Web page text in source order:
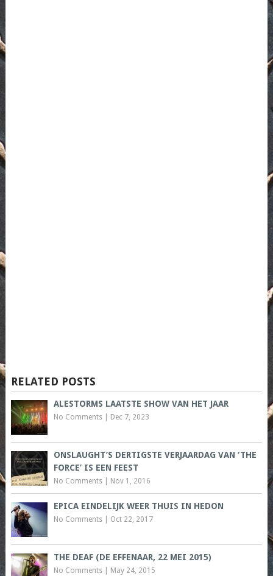
RELATED POSTS
ALESTORMS LAATSTE SHOW VAN HET JAAR
No Comments| Dec 7, 2023
ONSLAUGHT’S DERTIGSTE VERJAARDAG VAN ‘THE
FORCE’ IS EEN FEEST
No Comments| Nov 1, 2016
EPICA EINDELIJK WEER THUIS IN HEDON
No Comments| Oct 22, 2017
THE DEAF (DE EFFENAAR, 22 MEI 2015)
No Comments| May 24, 2015